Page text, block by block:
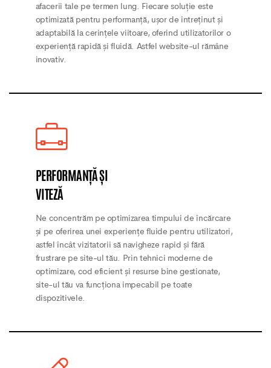
afacerii tale pe termen lung. Fiecare soluție este
optimizată pentru performanță, ușor de întreținut și
adaptabilă la cerințele viitoare, oferind utilizatorilor o
experiență rapidă și fluidă. Astfel website-ul rămâne
inovativ.
PERFORMANȚĂ ȘI
VITEZĂ
Ne concentrăm pe optimizarea timpului de încărcare
și pe oferirea unei experiențe fluide pentru utilizatori,
astfel încât vizitatorii să navigheze rapid și fără
frustrare pe site-ul tău. Prin tehnici moderne de
optimizare, cod eficient și resurse bine gestionate,
site-ul tău va funcționa impecabil pe toate
dispozitivele.